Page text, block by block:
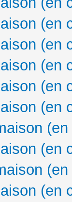
(en
(en
(en
(en
(en
(en
(en